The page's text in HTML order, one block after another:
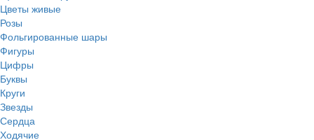
Цветы живые
Розы
Фольгированные шары
Фигуры
Цифры
Буквы
Круги
Звезды
Сердца
Ходячие